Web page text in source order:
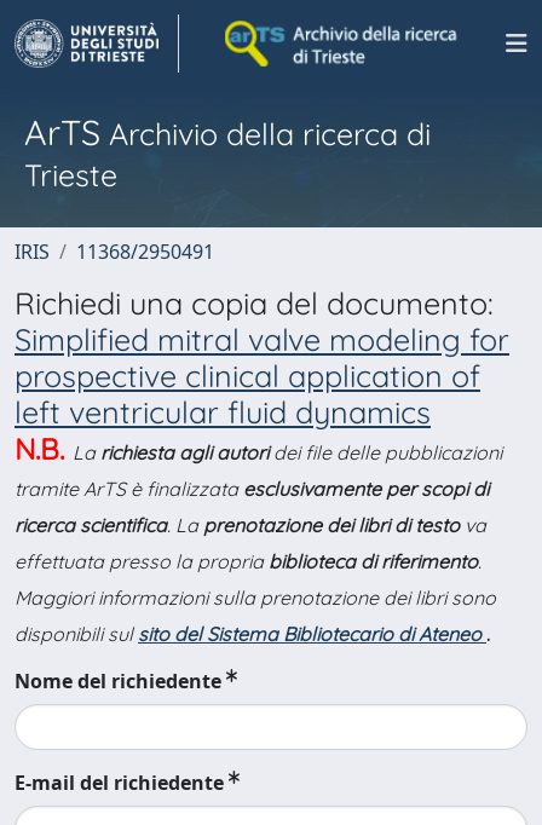
ArTS Archivio della ricerca di
Trieste
IRIS 11368/2950491
Richiedi una copia del documento:
Simplified mitral valve modeling for
prospective clinical application of
left ventricular fluid dynamics
N.B. La richiesta agli autoridei file delle pubblicazioni
tramite ArTS è finalizzata esclusivamente per scopi di
ricerca scientifica. La prenotazione dei libri di testova
effettuata presso la propria biblioteca di riferimento.
Maggiori informazioni sulla prenotazione dei libri sono
disponibili sul sito del Sistema Bibliotecario di Ateneo .
Nome del richiedente
E-mail del richiedente